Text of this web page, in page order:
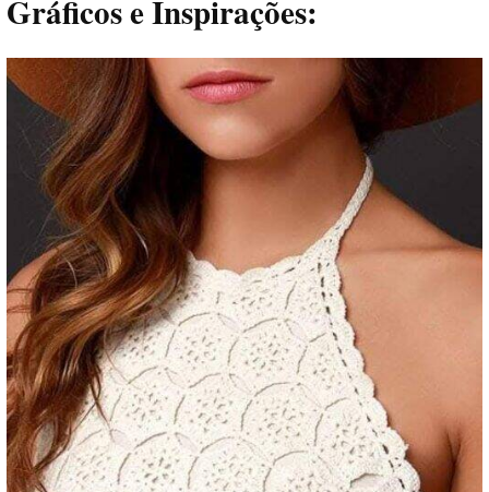
Gráficos e Inspirações: